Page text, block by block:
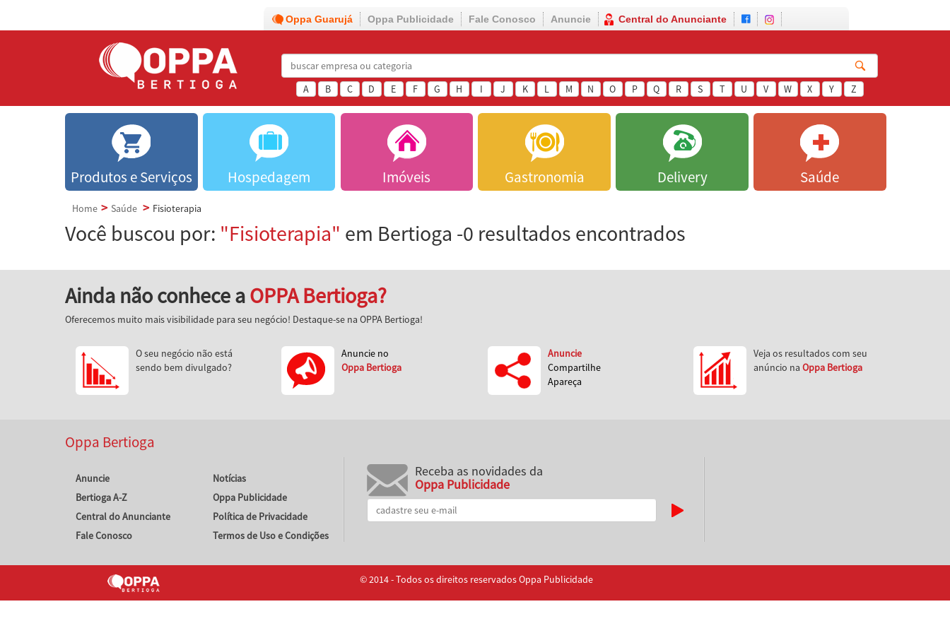
Oppa Guarujá Oppa Publicidade Fale Conosco Anuncie Central do Anunciante
A B C D E F G H I J K L M N O P Q R S T U V W X Y Z
Produtos e Serviços Hospedagem Imóveis Gastronomia Delivery Saúde
Home Saúde Fisioterapia
Você buscou por: "Fisioterapia" em Bertioga -0 resultados encontrados
Ainda não conhece aOPPA Bertioga?
Oferecemos muito mais visibilidade para seu negócio! Destaque-se na OPPA Bertioga!
O seu negócio não está
sendo bem divulgado?
Anuncie no
Oppa Bertioga
Anuncie
Compartilhe
Apareça
Veja os resultados com seu
anúncio na Oppa Bertioga
Oppa Bertioga
Anuncie
Bertioga A-Z
Central do Anunciante
Fale Conosco
Notícias
Oppa Publicidade
Política de Privacidade
Termos de Uso e Condições
Receba as novidades da
Oppa Publicidade
© 2014 - Todos os direitos reservados Oppa Publicidade